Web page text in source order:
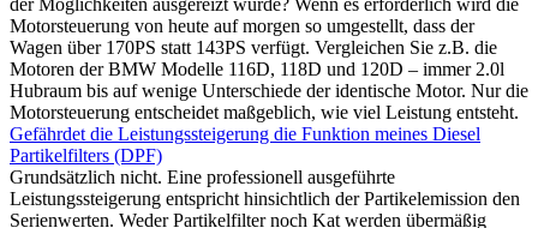
Motorsteuerung von heute auf morgen so umgestellt, dass der
Wagen über 170PS statt 143PS verfügt. Vergleichen Sie z.B. die
Motoren der BMW Modelle 116D, 118D und 120D – immer 2.0l
Hubraum bis auf wenige Unterschiede der identische Motor. Nur die
Motorsteuerung entscheidet maßgeblich, wie viel Leistung entsteht.
Gefährdet die Leistungssteigerung die Funktion meines Diesel
Partikelfilters (DPF)
Grundsätzlich nicht. Eine professionell ausgeführte
Leistungssteigerung entspricht hinsichtlich der Partikelemission den
Serienwerten. Weder Partikelfilter noch Kat werden übermäßig